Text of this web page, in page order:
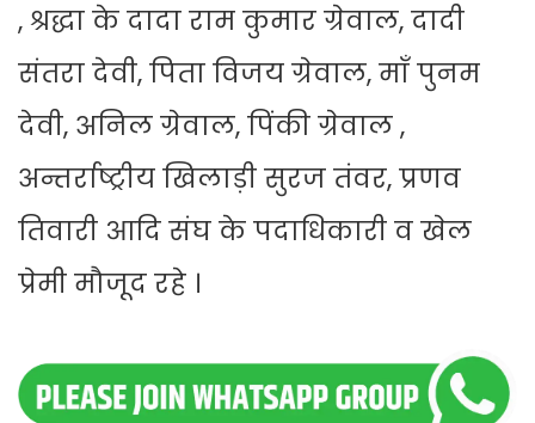
, श्रद्धा के दादा राम कुमार ग्रेवाल, दादी
संतरा देवी, पिता विजय ग्रेवाल, माँ पुनम
देवी, अनिल ग्रेवाल, पिंकी ग्रेवाल ,
अन्तर्राष्ट्रीय खिलाड़ी सुरज तंवर, प्रणव
तिवारी आदि संघ के पदाधिकारी व खेल
प्रेमी मौजूद रहे ।